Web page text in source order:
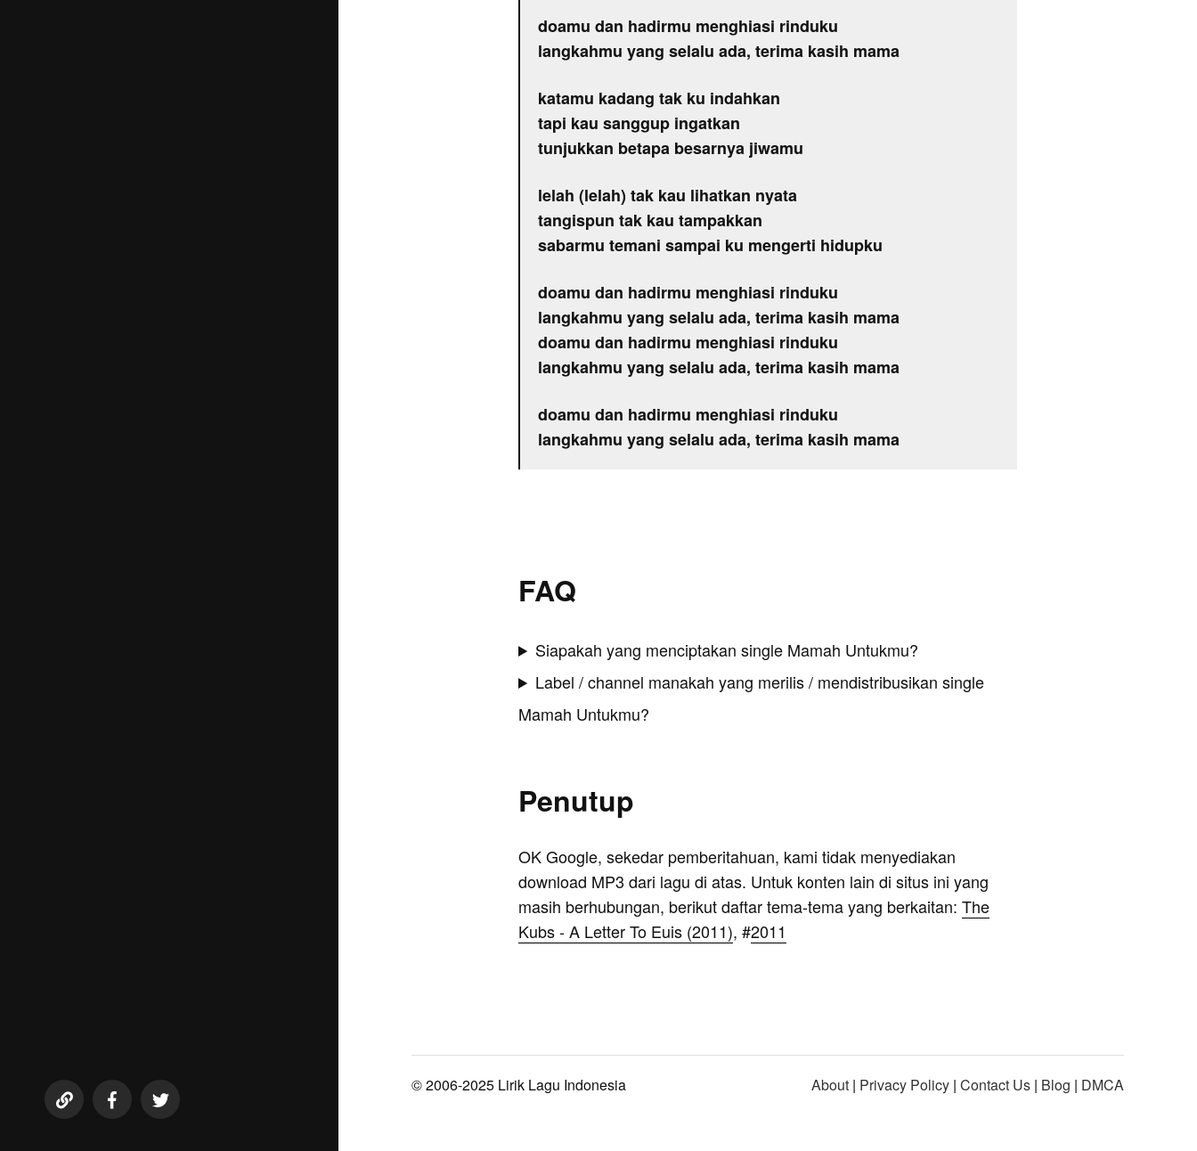
doamu dan hadirmu menghiasi rinduku
langkahmu yang selalu ada, terima kasih mama
katamu kadang tak ku indahkan
tapi kau sanggup ingatkan
tunjukkan betapa besarnya jiwamu
lelah (lelah) tak kau lihatkan nyata
tangispun tak kau tampakkan
sabarmu temani sampai ku mengerti hidupku
doamu dan hadirmu menghiasi rinduku
langkahmu yang selalu ada, terima kasih mama
doamu dan hadirmu menghiasi rinduku
langkahmu yang selalu ada, terima kasih mama
doamu dan hadirmu menghiasi rinduku
langkahmu yang selalu ada, terima kasih mama
FAQ
Siapakah yang menciptakan single Mamah Untukmu?
Label / channel manakah yang merilis / mendistribusikan single
Mamah Untukmu?
Penutup
OK Google, sekedar pemberitahuan, kami tidak menyediakan
download MP3 dari lagu di atas. Untuk konten lain di situs ini yang
masih berhubungan, berikut daftar tema-tema yang berkaitan: The
Kubs - A Letter To Euis (2011), #2011
© 2006-2025 Lirik Lagu Indonesia About | Privacy Policy | Contact Us | Blog | DMCA